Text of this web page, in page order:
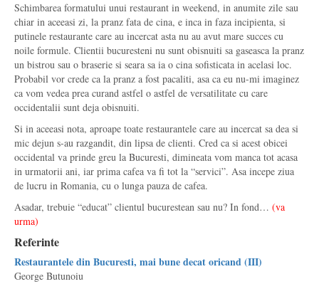
Schimbarea formatului unui restaurant in weekend, in anumite zile sau
chiar in aceeasi zi, la pranz fata de cina, e inca in faza incipienta, si
putinele restaurante care au incercat asta nu au avut mare succes cu
noile formule. Clientii bucuresteni nu sunt obisnuiti sa gaseasca la pranz
un bistrou sau o braserie si seara sa ia o cina sofisticata in acelasi loc.
Probabil vor crede ca la pranz a fost pacaliti, asa ca eu nu-mi imaginez
ca vom vedea prea curand astfel o astfel de versatilitate cu care
occidentalii sunt deja obisnuiti.
Si in aceeasi nota, aproape toate restaurantele care au incercat sa dea si
mic dejun s-au razgandit, din lipsa de clienti. Cred ca si acest obicei
occidental va prinde greu la Bucuresti, dimineata vom manca tot acasa
in urmatorii ani, iar prima cafea va fi tot la “servici”. Asa incepe ziua
de lucru in Romania, cu o lunga pauza de cafea.
Asadar, trebuie “educat” clientul bucurestean sau nu? In fond… (va
urma)
Referinte
Restaurantele din Bucuresti, mai bune decat oricand (III)
George Butunoiu